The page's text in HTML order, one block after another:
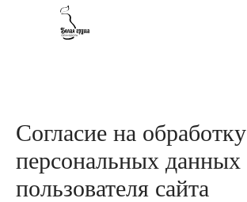
Согласие на обработку
персональных данных
пользователя сайта